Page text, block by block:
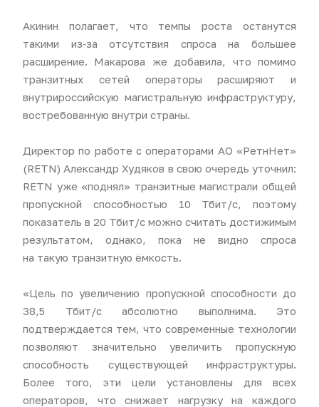
Акинин полагает, что темпы роста останутся
такими из‑за отсутствия спроса на большее
расширение. Макарова же добавила, что помимо
транзитных сетей операторы расширяют и
внутрироссийскую магистральную инфраструктуру,
востребованную внутри страны.
Директор по работе с операторами АО «РетнНет»
(RETN) Александр Худяков в свою очередь уточнил:
RETN уже «поднял» транзитные магистрали общей
пропускной способностью 10 Тбит/с, поэтому
показатель в 20 Тбит/с можно считать достижимым
результатом, однако, пока не видно спроса
на такую транзитную ёмкость.
«Цель по увеличению пропускной способности до
38,5 Тбит/с абсолютно выполнима. Это
подтверждается тем, что современные технологии
позволяют значительно увеличить пропускную
способность существующей инфраструктуры.
Более того, эти цели установлены для всех
операторов, что снижает нагрузку на каждого